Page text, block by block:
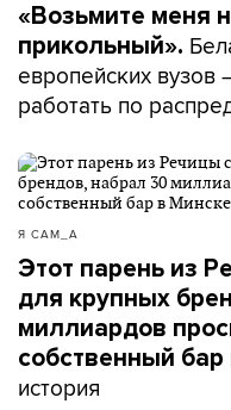
«Возьмите меня
прикольный».
европейских вузов
работать по
Я САМ_А
Этот парень из
для крупных
миллиардов
собственный
история